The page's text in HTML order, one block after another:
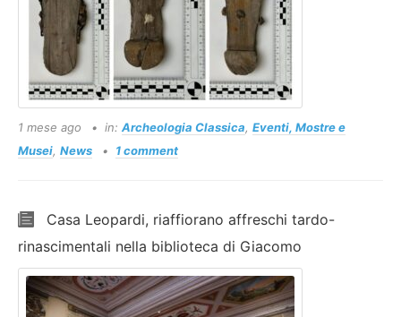
1 mese ago in: Archeologia Classica, Eventi, Mostre e
Musei, News 1 comment
Casa Leopardi, riaffiorano affreschi tardo-
rinascimentali nella biblioteca di Giacomo